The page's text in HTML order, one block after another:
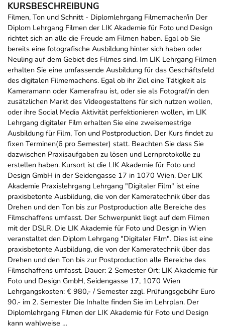
KURSBESCHREIBUNG
Filmen, Ton und Schnitt - Diplomlehrgang Filmemacher/in Der
Diplom Lehrgang Filmen der LIK Akademie für Foto und Design
richtet sich an alle die Freude am Filmen haben. Egal ob Sie
bereits eine fotografische Ausbildung hinter sich haben oder
Neuling auf dem Gebiet des Filmes sind. Im LIK Lehrgang Filmen
erhalten Sie eine umfassende Ausbildung für das Geschäftsfeld
des digitalen Filmemachens. Egal ob ihr Ziel eine Tätigkeit als
Kameramann oder Kamerafrau ist, oder sie als Fotograf/in den
zusätzlichen Markt des Videogestaltens für sich nutzen wollen,
oder ihre Social Media Aktivität perfektionieren wollen, im LIK
Lehrgang digitaler Film erhalten Sie eine zweisemestrige
Ausbildung für Film, Ton und Postproduction. Der Kurs findet zu
fixen Terminen(6 pro Semester) statt. Beachten Sie dass Sie
dazwischen Praxisaufgaben zu lösen und Lernprotokolle zu
erstellen haben. Kursort ist die LIK Akademie für Foto und
Design GmbH in der Seidengasse 17 in 1070 Wien. Der LIK
Akademie Praxislehrgang Lehrgang "Digitaler Film" ist eine
praxisbetonte Ausbildung, die von der Kameratechnik über das
Drehen und den Ton bis zur Postproduction alle Bereiche des
Filmschaffens umfasst. Der Schwerpunkt liegt auf dem Filmen
mit der DSLR. Die LIK Akademie für Foto und Design in Wien
veranstaltet den Diplom Lehrgang "Digitaler Film". Dies ist eine
praxisbetonte Ausbildung, die von der Kameratechnik über das
Drehen und den Ton bis zur Postproduction alle Bereiche des
Filmschaffens umfasst. Dauer: 2 Semester Ort: LIK Akademie für
Foto und Design GmbH, Seidengasse 17, 1070 Wien
Lehrgangskosten: € 980,- / Semester zzgl. Prüfungsgebühr Euro
90.- im 2. Semester Die Inhalte finden Sie im Lehrplan. Der
Diplomlehrgang Filmen der LIK Akademie für Foto und Design
kann wahlweise …